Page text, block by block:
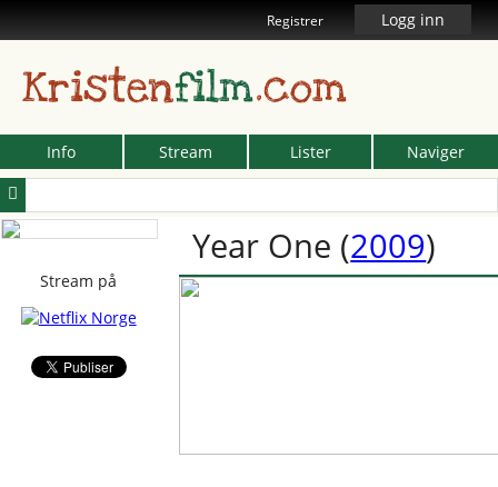
Registrer Logg inn
Kristenfilm.com
Info Stream Lister Naviger
Stream på
Year One (2009)